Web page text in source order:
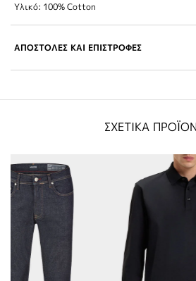
Υλικό: 100% Cotton
ΑΠΟΣΤΟΛΕΣ ΚΑΙ ΕΠΙΣΤΡΟΦΕΣ
ΣΧΕΤΙΚΑ